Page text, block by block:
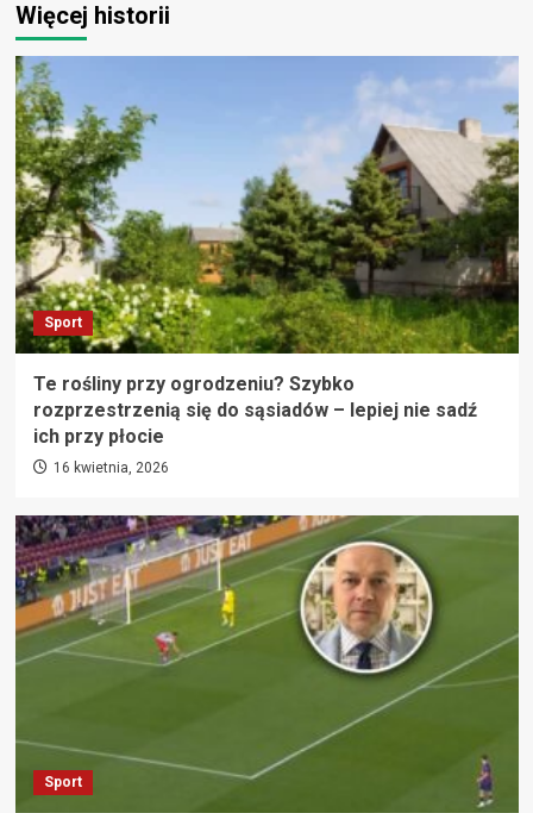
Więcej historii
Sport
Te rośliny przy ogrodzeniu? Szybko
rozprzestrzenią się do sąsiadów – lepiej nie sadź
ich przy płocie
16 kwietnia, 2026
Sport